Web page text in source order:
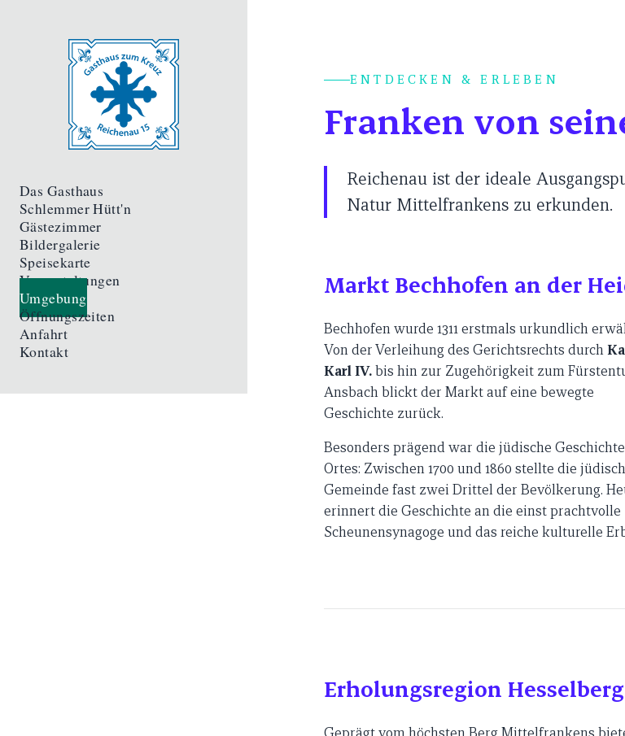
ENTDECKEN & ERLEBEN
Franken von
Reichenau ist der ideale
Natur Mittelfrankens zu erkunden.
Markt Bechhofen an der
Bechhofen wurde 1311 erstmals urkundlich
Von der Verleihung des Gerichtsrechts durch
Karl IV.bis hin zur Zugehörigkeit zum
Ansbach blickt der Markt auf eine bewegte
Geschichte zurück.
Besonders prägend war die jüdische
Ortes: Zwischen 1700 und 1860 stellte die
Gemeinde fast zwei Drittel der Bevölkerung.
erinnert die Geschichte an die einst prachtvolle
Scheunensynagoge und das reiche kulturelle
Erholungsregion Hesselberg
Das Gasthaus
Schlemmer Hütt'n
Gästezimmer
Bildergalerie
Speisekarte
Veranstaltungen
Umgebung
Öffnungszeiten
Anfahrt
Kontakt